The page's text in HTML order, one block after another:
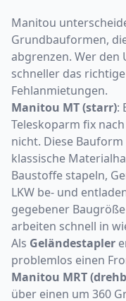
Manitou
Grundbauformen,
abgrenzen. Wer
schneller das
Fehlanmietungen.
Manitou MT (starr):
Teleskoparm fix
nicht. Diese
klassische
Baustoffe stapeln,
LKW be- und
gegebener
arbeiten schnell in
Als Geländestapler
problemlos einen
Manitou MRT
über einen um 360